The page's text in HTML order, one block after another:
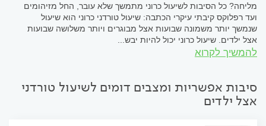
מליחה? כל הסיבות לשיעול כרוני מתמשך שלא עובר, החל מזיהומים
ועד רפלוקס קיבתי עיקרי הכתבה: שיעול טורדני כרוני הוא שיעול
שנמשך יותר משמונה שבועות אצל מבוגרים ויותר משלושה שבועות
אצל ילדים. שיעול כרוני יכול להיות יבש...
להמשיך לקרוא
סיבות אפשריות ומצבים דומים לשיעול טורדני
אצל ילדים